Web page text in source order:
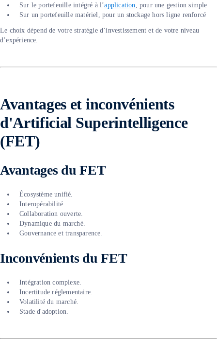
Sur le portefeuille intégré à l’application
, pour une gestion simple
Sur un portefeuille matériel, pour un stockage hors ligne renforcé
Le choix dépend de votre stratégie d’investissement et de votre niveau
d’expérience.
Avantages et inconvénients
d'Artificial Superintelligence
(FET)
Avantages du FET
Écosystème unifié.
Interopérabilité.
Collaboration ouverte.
Dynamique du marché.
Gouvernance et transparence.
Inconvénients du FET
Intégration complexe.
Incertitude réglementaire.
Volatilité du marché.
Stade d'adoption.